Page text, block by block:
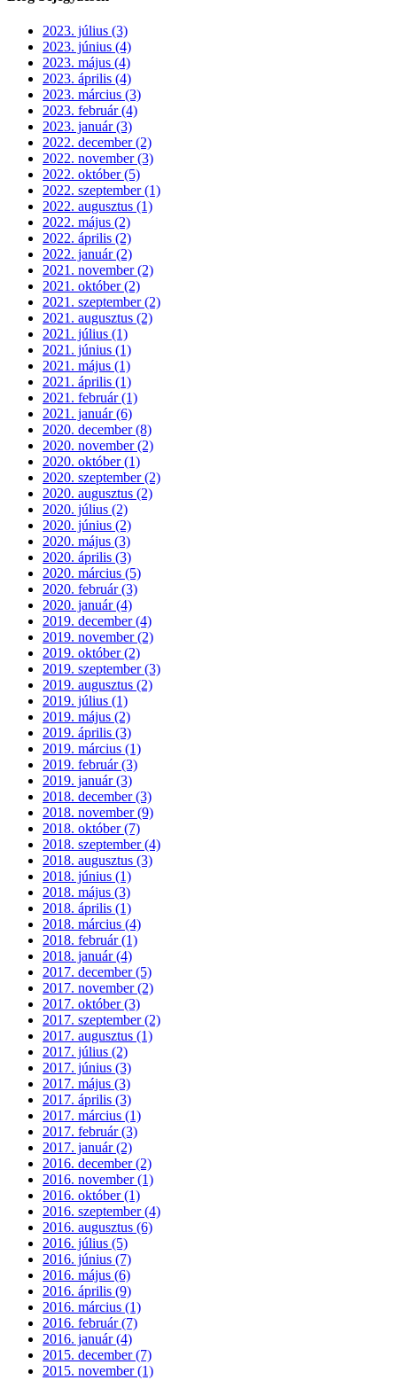
2023. július (3)
2023. június (4)
2023. május (4)
2023. április (4)
2023. március (3)
2023. február (4)
2023. január (3)
2022. december (2)
2022. november (3)
2022. október (5)
2022. szeptember (1)
2022. augusztus (1)
2022. május (2)
2022. április (2)
2022. január (2)
2021. november (2)
2021. október (2)
2021. szeptember (2)
2021. augusztus (2)
2021. július (1)
2021. június (1)
2021. május (1)
2021. április (1)
2021. február (1)
2021. január (6)
2020. december (8)
2020. november (2)
2020. október (1)
2020. szeptember (2)
2020. augusztus (2)
2020. július (2)
2020. június (2)
2020. május (3)
2020. április (3)
2020. március (5)
2020. február (3)
2020. január (4)
2019. december (4)
2019. november (2)
2019. október (2)
2019. szeptember (3)
2019. augusztus (2)
2019. július (1)
2019. május (2)
2019. április (3)
2019. március (1)
2019. február (3)
2019. január (3)
2018. december (3)
2018. november (9)
2018. október (7)
2018. szeptember (4)
2018. augusztus (3)
2018. június (1)
2018. május (3)
2018. április (1)
2018. március (4)
2018. február (1)
2018. január (4)
2017. december (5)
2017. november (2)
2017. október (3)
2017. szeptember (2)
2017. augusztus (1)
2017. július (2)
2017. június (3)
2017. május (3)
2017. április (3)
2017. március (1)
2017. február (3)
2017. január (2)
2016. december (2)
2016. november (1)
2016. október (1)
2016. szeptember (4)
2016. augusztus (6)
2016. július (5)
2016. június (7)
2016. május (6)
2016. április (9)
2016. március (1)
2016. február (7)
2016. január (4)
2015. december (7)
2015. november (1)